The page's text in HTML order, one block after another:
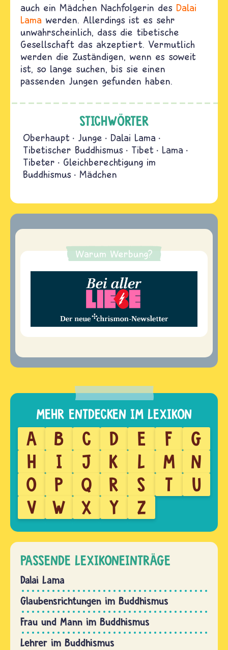
auch ein Mädchen Nachfolgerin des Dalai
Lama werden. Allerdings ist es sehr
unwahrscheinlich, dass die tibetische
Gesellschaft das akzeptiert. Vermutlich
werden die Zuständigen, wenn es soweit
ist, so lange suchen, bis sie einen
passenden Jungen gefunden haben.
STICHWÖRTER
Oberhaupt Junge
Dalai Lama
Tibetischer Buddhismus
Tibet
Lama
Tibeter
Gleichberechtigung im
Buddhismus
Mädchen
Warum Werbung?
A B C D E F
G
H
I J K L M
N
O
P Q R S T
U
V
W X Y Z
PASSENDE LEXIKONEINTRÄGE
Dalai Lama
Glaubensrichtungen im Buddhismus
Frau und Mann im Buddhismus
Lehrer im Buddhismus